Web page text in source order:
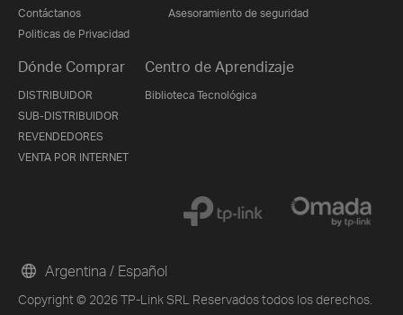
Contáctanos
Politicas de Privacidad
Asesoramiento de seguridad
Dónde Comprar
DISTRIBUIDOR
SUB-DISTRIBUIDOR
REVENDEDORES
VENTA POR INTERNET
Centro de Aprendizaje
Biblioteca Tecnológica
Copyright © 2026 TP-Link SRL Reservados todos los derechos.
Argentina / Español